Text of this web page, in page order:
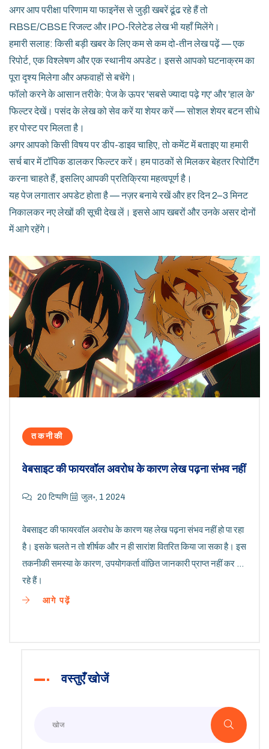
अगर आप परीक्षा परिणाम या फाइनेंस से जुड़ी खबरें ढूंढ रहे हैं तो
RBSE/CBSE रिजल्ट और IPO-रिलेटेड लेख भी यहाँ मिलेंगे।
हमारी सलाह: किसी बड़ी खबर के लिए कम से कम दो-तीन लेख पढ़ें — एक
रिपोर्ट, एक विश्लेषण और एक स्थानीय अपडेट। इससे आपको घटनाक्रम का
पूरा दृश्य मिलेगा और अफवाहों से बचेंगे।
फॉलो करने के आसान तरीके: पेज के ऊपर 'सबसे ज्यादा पढ़े गए' और 'हाल के'
फिल्टर देखें। पसंद के लेख को सेव करें या शेयर करें — सोशल शेयर बटन सीधे
हर पोस्ट पर मिलता है।
अगर आपको किसी विषय पर डीप-डाइव चाहिए, तो कमेंट में बताइए या हमारी
सर्च बार में टॉपिक डालकर फिल्टर करें। हम पाठकों से मिलकर बेहतर रिपोर्टिंग
करना चाहते हैं, इसलिए आपकी प्रतिक्रिया महत्वपूर्ण है।
यह पेज लगातार अपडेट होता है — नज़र बनाये रखें और हर दिन 2–3 मिनट
निकालकर नए लेखों की सूची देख लें। इससे आप खबरों और उनके असर दोनों
में आगे रहेंगे।
तकनीकी
वेबसाइट की फायरवॉल अवरोध के कारण लेख पढ़ना संभव नहीं
20 टिप्पणि जुल॰, 1 2024
वेबसाइट की फायरवॉल अवरोध के कारण यह लेख पढ़ना संभव नहीं हो पा रहा
है। इसके चलते न तो शीर्षक और न ही सारांश वितरित किया जा सका है। इस
तकनीकी समस्या के कारण, उपयोगकर्ता वांछित जानकारी प्राप्त नहीं कर पा
रहे हैं।
आगे पढ़ें
वस्तुएँ खोजें